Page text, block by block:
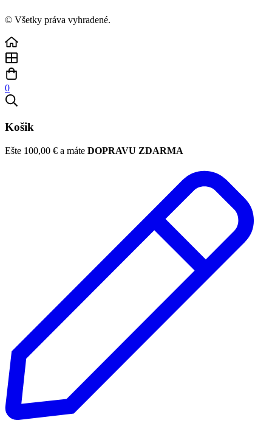
© Všetky práva vyhradené.
0
Košik
Ešte 100,00 € a máte DOPRAVU ZDARMA